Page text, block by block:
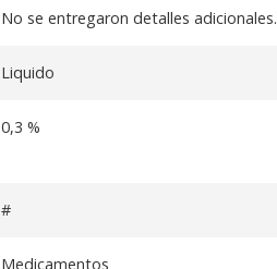
No se entregaron detalles adicionales.
Liquido
0,3 %
#
Medicamentos